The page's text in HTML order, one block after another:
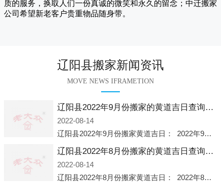
质的服务，换取人们一份真诚的微笑和永久的留念； 中迁搬家
公司希望新老客户贵重物品随身带。
辽阳县搬家新闻资讯
MOVE NEWS IFRAMETION
辽阳县2022年9月份搬家的黄道吉日查询大全一览表哪天适合搬家好日子
2022-08-14
辽阳县2022年9月份搬家黄道吉日： 2022年9月6日 「星期二」 农历八月十一2022年9月12日 「星期一」 农历八月十七2022年9月16日 「星期五」 农历八月廿一2022年9月2
辽阳县2022年8月份搬家的黄道吉日查询大全一览表哪天适合搬家好日子
2022-08-14
辽阳县2022年8月份搬家黄道吉日： 2022年8月2日 「星期二」 农历七月初五2022年8月6日 「星期六」 农历七月初九2022年8月8日 「星期一」 农历七月十一2022年8月10日 「